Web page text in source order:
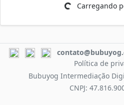
Carregando perguntas...Carregando
Política de
Bubuyog Intermediação
CNPJ: